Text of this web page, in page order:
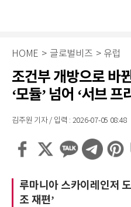
HOME > 글로벌비즈 > 유럽
조건부 개방으로 바
‘모듈’ 넘어 ‘서브 프
김주원 기자 / 입력 : 2026-07-05 08:48
루마니아 스카이레인저
조 재편’